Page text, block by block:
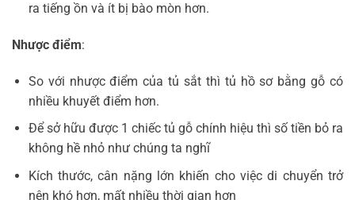
ra tiếng ồn và ít bị bào mòn hơn.
Nhược điểm:
So với nhược điểm của tủ sắt thì tủ hồ sơ bằng gỗ có
nhiều khuyết điểm hơn.
Để sở hữu được 1 chiếc tủ gỗ chính hiệu thì số tiền bỏ ra
không hề nhỏ như chúng ta nghĩ
Kích thước, cân nặng lớn khiến cho việc di chuyển trở
nên khó hơn, mất nhiều thời gian hơn